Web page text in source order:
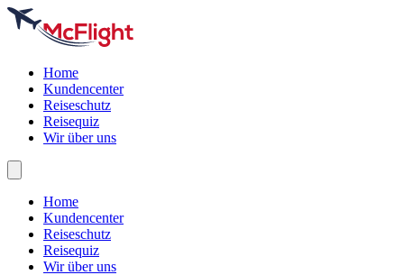
Home
Kundencenter
Reiseschutz
Reisequiz
Wir über uns
Home
Kundencenter
Reiseschutz
Reisequiz
Wir über uns